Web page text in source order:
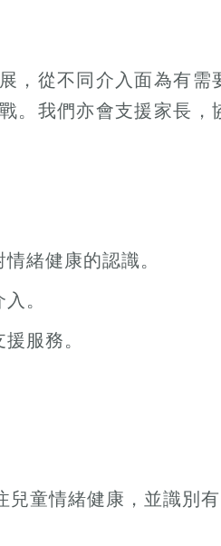
，從不同介入面為有需
。我們亦會支援家長，
緒健康的認識。
。
服務。
童情緒健康，並識別